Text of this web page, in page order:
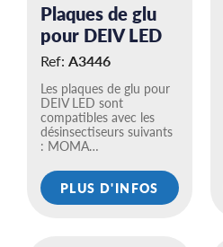
Plaques de glu
pour DEIV LED
Ref: A3446
Les plaques de glu pour
DEIV LED sont
compatibles avec les
désinsectiseurs suivants
: MOMA…
PLUS D'INFOS